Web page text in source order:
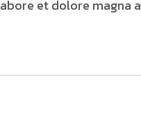
et dolore magna